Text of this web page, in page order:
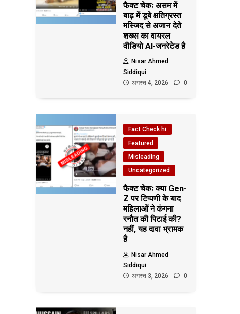
फैक्ट चेकः असम में
बाढ़ में डूबे क्षतिग्रस्त
मस्जिद से अजान देते
शख्स का वायरल
वीडियो AI-जनरेटेड है
Nisar Ahmed
Siddiqui
अगस्त 4, 2026
0
Fact Check hi
Featured
Misleading
Uncategorized
फैक्ट चेकः क्या Gen-
Z पर टिप्पणी के बाद
महिलाओं ने कंगना
रनौत की पिटाई की?
नहीं, यह दावा भ्रामक
है
Nisar Ahmed
Siddiqui
अगस्त 3, 2026
0